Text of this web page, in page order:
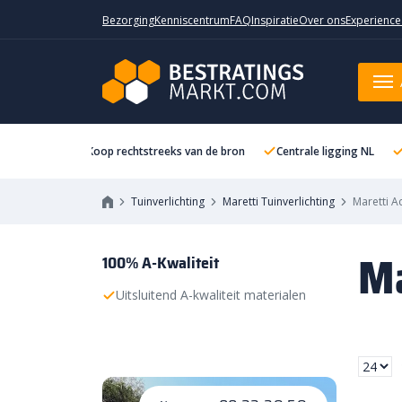
BezorgingKenniscentrumFAQInspiratieOver ons
Koop rechtstreeks van de bron Centrale ligging NL
Tuinverlichting Maretti Tuinverlichting Maretti
100% A-Kwaliteit
Uitsluitend A-kwaliteit materialen